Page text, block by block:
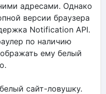
адресами. Однако
версии браузера
Notification API.
по наличию
ему белый
сайт-ловушку.